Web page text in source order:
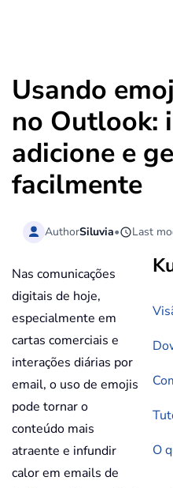
Usando
no Outlook:
adicione e
facilmente
AuthorSiluvia• Last
O
Nas comunicações
digitais de hoje,
especialmente em
cartas comerciais e
interações diárias por
email, o uso de emojis
pode tornar o
conteúdo mais
atraente e infundir
calor em emails de